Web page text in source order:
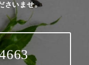
さいませ。